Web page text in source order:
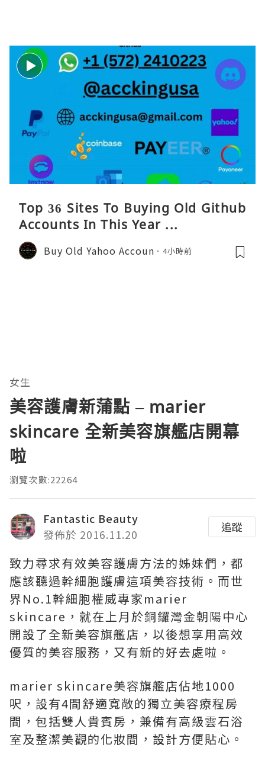
Top 36 Sites To Buying Old Github
Accounts In This Year ...
Buy Old Yahoo Accoun 4小時前
女生
美容護膚新蒲點 – marier
skincare 全新美容旗艦店開幕
啦
瀏覽次數:22264
Fantastic Beauty
發佈於 2016.11.20
追蹤
致力尋求有效美容護膚方法的姊妹們，都
應該聽過幹細胞護膚這項美容技術。而世
界No.1幹細胞權威專家marier
skincare，就在上月於銅鑼灣金朝陽中心
開設了全新美容旗艦店，以後想享用高效
優質的美容服務，又有新的好去處啦。
marier skincare美容旗艦店佔地1000
呎，設有4間舒適寬敞的獨立美容療程房
間，包括雙人貴賓房，兼備有高級雲石浴
室及整潔美觀的化妝間，設計方便貼心。